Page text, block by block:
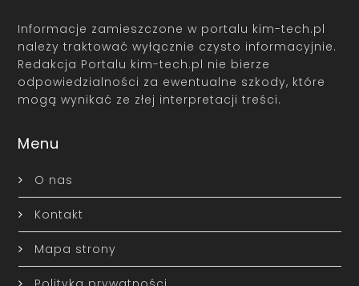
Informacje zamieszczone w portalu kim-tech.pl
należy traktować wyłącznie czysto informacyjnie.
Redakcja Portalu kim-tech.pl nie bierze
odpowiedzialności za ewentualne szkody, które
mogą wynikać ze złej interpretacji treści.
Menu
O nas
Kontakt
Mapa strony